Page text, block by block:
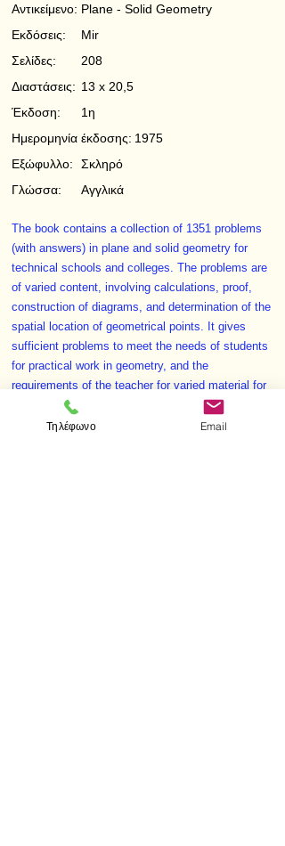
Αντικείμενο: Plane - Solid Geometry
Εκδόσεις:
Mir
Σελίδες:
208
Διαστάσεις: 13 x 20,5
Έκδοση:
1η
Ημερομηνία έκδοσης: 1975
Εξώφυλλο:
Γλώσσα:
Σκληρό
Αγγλικά
The book contains a collection of 1351 problems
(with answers) in plane and solid geometry for
technical schools and colleges. The problems are
of varied content, involving calculations, proof,
construction of diagrams, and determination of the
spatial location of geometrical points. It gives
sufficient problems to meet the needs of students
for practical work in geometry, and the
requirements of the teacher for varied material for
Τηλέφωνο Email